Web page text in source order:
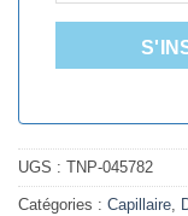
+216
UGS : TNP-045782
Catégories : Capillaire,